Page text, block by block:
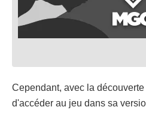
Cependant, avec la
d'accéder au jeu dans sa